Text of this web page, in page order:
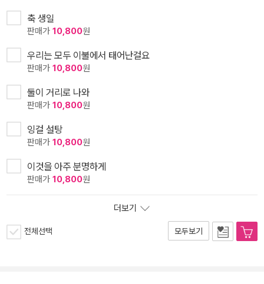
축 생일
판매가 10,800원
우리는 모두 이불에서 태어난걸요
판매가 10,800원
둘이 거리로 나와
판매가 10,800원
잉걸 설탕
판매가 10,800원
이것을 아주 분명하게
판매가 10,800원
더보기
전체선택 모두보기